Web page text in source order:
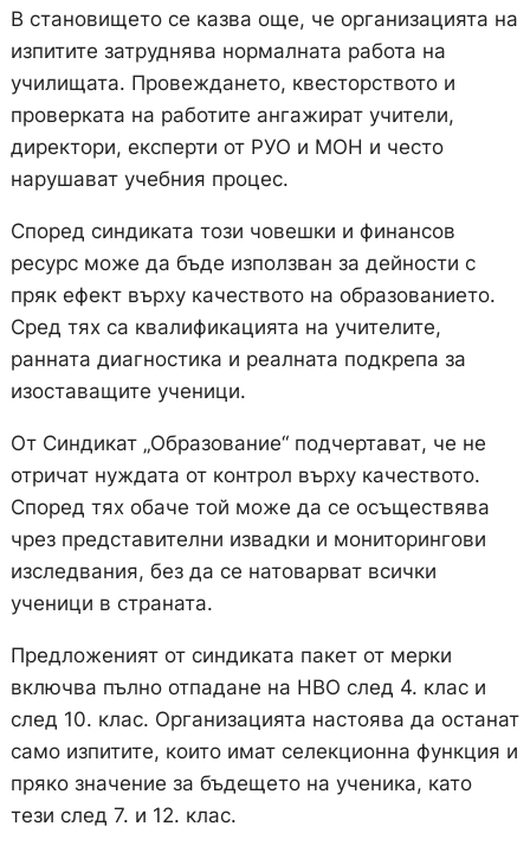
В становището се казва още, че организацията на
изпитите затруднява нормалната работа на
училищата. Провеждането, квесторството и
проверката на работите ангажират учители,
директори, експерти от РУО и МОН и често
нарушават учебния процес.
Според синдиката този човешки и финансов
ресурс може да бъде използван за дейности с
пряк ефект върху качеството на образованието.
Сред тях са квалификацията на учителите,
ранната диагностика и реалната подкрепа за
изоставащите ученици.
От Синдикат „Образование“ подчертават, че не
отричат нуждата от контрол върху качеството.
Според тях обаче той може да се осъществява
чрез представителни извадки и мониторингови
изследвания, без да се натоварват всички
ученици в страната.
Предложеният от синдиката пакет от мерки
включва пълно отпадане на НВО след 4. клас и
след 10. клас. Организацията настоява да останат
само изпитите, които имат селекционна функция и
пряко значение за бъдещето на ученика, като
тези след 7. и 12. клас.